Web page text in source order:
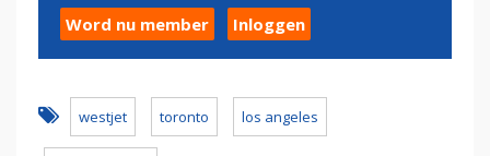
Word nu member Inloggen
westjet toronto los angeles